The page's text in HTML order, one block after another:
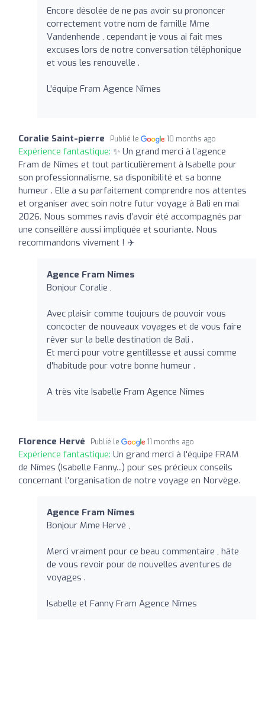
Encore désolée de ne pas avoir su prononcer
correctement votre nom de famille Mme
Vandenhende , cependant je vous ai fait mes
excuses lors de notre conversation téléphonique
et vous les renouvelle .
L'équipe Fram Agence Nîmes
Coralie Saint-pierre Publié le 10 months ago
Expérience fantastique: ✨ Un grand merci à l’agence
Fram de Nîmes et tout particulièrement à Isabelle pour
son professionnalisme, sa disponibilité et sa bonne
humeur . Elle a su parfaitement comprendre nos attentes
et organiser avec soin notre futur voyage à Bali en mai
2026. Nous sommes ravis d’avoir été accompagnés par
une conseillère aussi impliquée et souriante. Nous
recommandons vivement ! ✈️
Agence Fram Nîmes
Bonjour Coralie ,
Avec plaisir comme toujours de pouvoir vous
concocter de nouveaux voyages et de vous faire
rêver sur la belle destination de Bali .
Et merci pour votre gentillesse et aussi comme
d'habitude pour votre bonne humeur .
A très vite Isabelle Fram Agence Nîmes
Florence Hervé Publié le 11 months ago
Expérience fantastique: Un grand merci à l'équipe FRAM
de Nîmes (Isabelle Fanny...) pour ses précieux conseils
concernant l'organisation de notre voyage en Norvège.
Agence Fram Nîmes
Bonjour Mme Hervé ,
Merci vraiment pour ce beau commentaire , hâte
de vous revoir pour de nouvelles aventures de
voyages .
Isabelle et Fanny Fram Agence Nîmes